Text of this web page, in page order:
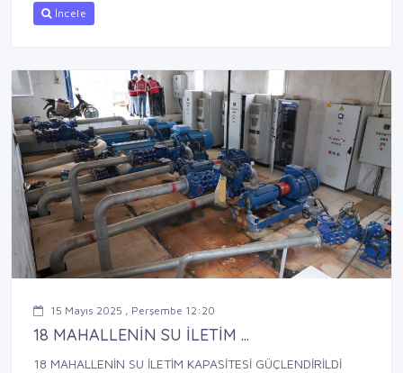
İncele
15 Mayıs 2025 , Perşembe 12:20
18 MAHALLENİN SU İLETİM ...
18 MAHALLENİN SU İLETİM KAPASİTESİ GÜÇLENDİRİLDİ